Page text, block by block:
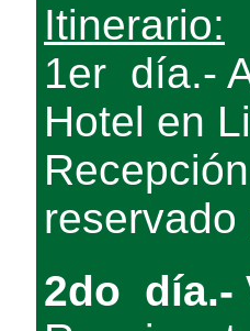
Itinerario:
1er día.-
Hotel en
2do día.-